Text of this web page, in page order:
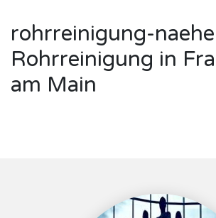
rohrreinigung-
Rohrreinigung in
am Main